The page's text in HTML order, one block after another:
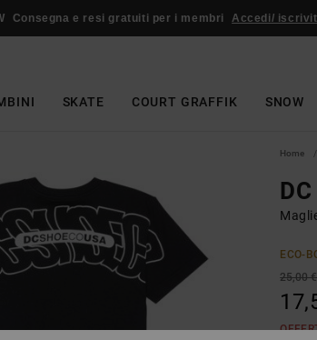
Consegna e resi gratuiti per i membri Accedi/
SKATE COURT GRAFFIK SNOW
Home
ECO-
25,00 €